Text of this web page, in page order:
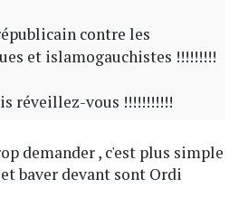
contre les
et islamogauchistes !!!!!!!!!
réveillez-vous !!!!!!!!!!!
demander , c'est plus simple
baver devant sont Ordi